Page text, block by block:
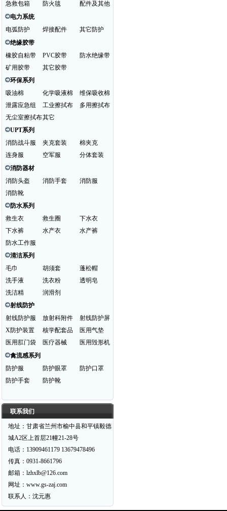
急救包箱 防火毯
配件及其他
电力系统
电弧防护
焊接配件
其它防护
绝缘胶带
橡胶自粘带
PVC胶带
防水绝缘带
矿用胶带
其它胶带
环保系列
吸油棉
化学吸液棉
维保吸收棉
泄露应急组
工业擦拭布
多用擦拭布
无尘室擦拭布其它
UPT系列
消防战斗服
夹克套装
棉夹克
连身服
空军服
分体套装
消防器材
消防头盔
消防手套
消防服
消防靴
防水系列
救生衣
救生圈
下水衣
下水裤
水产衣
水产裤
防水工作服
清洁系列
毛巾
胡须套
蓬松帽
洗手液
洗衣粉
透明皂
洗洁精
润滑剂
射线防护
射线防护服
放射科附件
射线防护屏
X防护装置
核学配套品
医用气垫
医用肛门袋
医疗器械
医用毁形机
禽流感系列
防护服
防护眼罩
防护口罩
防护手套
防护靴
联系我们
地址：甘肃省兰州市榆中县和平镇毅德
城A2区上首层21幢21-28号
电话：13909461179 13679478496
传真：0931-8661796
邮箱：lzhxlb@126.com
网址：www.gs-zaj.com
联系人：沈元惠